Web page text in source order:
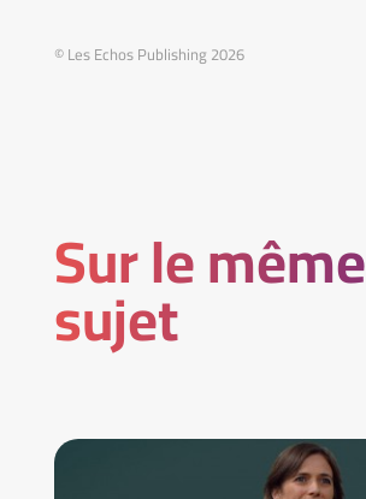
© Les Echos Publishing 2026
Sur le même
sujet